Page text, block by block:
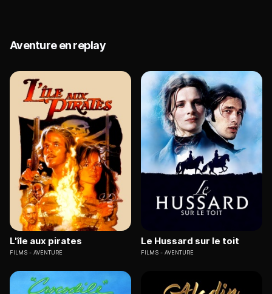
Aventure en replay
L'île aux pirates
FILMS AVENTURE
Le Hussard sur le toit
FILMS AVENTURE